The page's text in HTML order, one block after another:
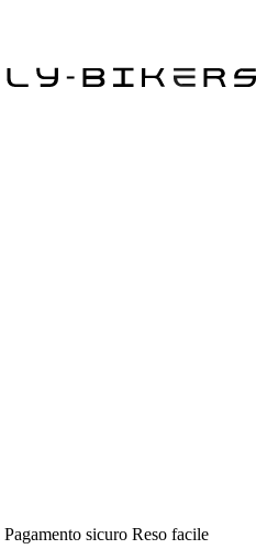
Pagamento sicuro Reso facile